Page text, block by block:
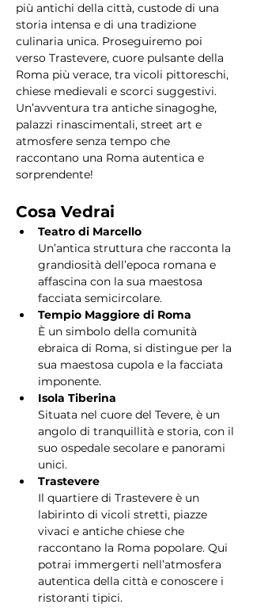
più antichi della città, custode di una
storia intensa e di una tradizione
culinaria unica. Proseguiremo poi
verso Trastevere, cuore pulsante della
Roma più verace, tra vicoli pittoreschi,
chiese medievali e scorci suggestivi.
Un’avventura tra antiche sinagoghe,
palazzi rinascimentali, street art e
atmosfere senza tempo che
raccontano una Roma autentica e
sorprendente!
Cosa Vedrai
Teatro di Marcello
Un’antica struttura che racconta la
grandiosità dell’epoca romana e
affascina con la sua maestosa
facciata semicircolare.
Tempio Maggiore di Roma
È un simbolo della comunità
ebraica di Roma, si distingue per la
sua maestosa cupola e la facciata
imponente.
Isola Tiberina
Situata nel cuore del Tevere, è un
angolo di tranquillità e storia, con il
suo ospedale secolare e panorami
unici.
Trastevere
Il quartiere di Trastevere è un
labirinto di vicoli stretti, piazze
vivaci e antiche chiese che
raccontano la Roma popolare. Qui
potrai immergerti nell’atmosfera
autentica della città e conoscere i
ristoranti tipici.